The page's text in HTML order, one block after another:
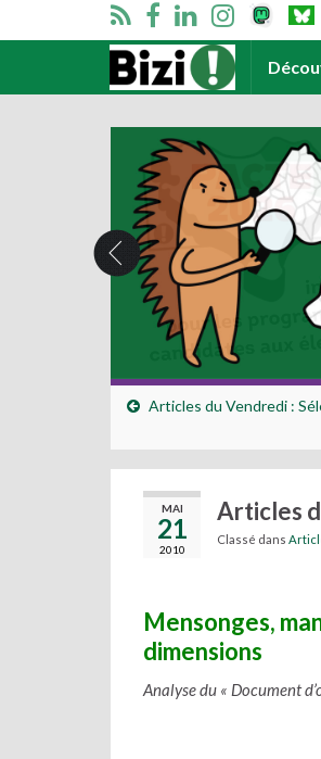
Accueil
Articles du Vendredi :
MAI
21
2010
Articles
Classé dans
Mensonges,
dimensions
Analyse du « Document